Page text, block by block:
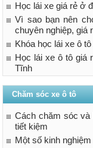
Học lái xe giá rẻ ở
Vì sao bạn nên
chuyên nghiệp, giá
Khóa học lái xe ô
Học lái xe ô tô giá
Tĩnh
Chăm sóc xe ô tô
Cách chăm sóc
tiết kiệm
Một số kinh